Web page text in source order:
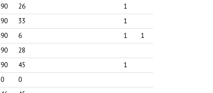
90 26
1
90 33
1
90 6 1
1
90
28
90 45
1
0
0